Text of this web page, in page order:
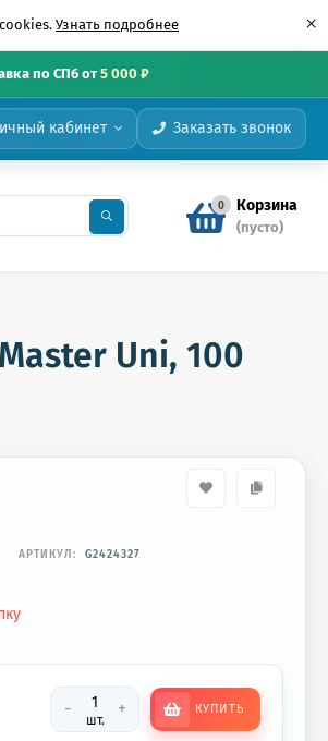
Узнать подробнее ×
по СПб от5 000 ₽
кабинет Заказать звонок
0 Корзина
(пусто)
Uni, 100
АРТИКУЛ: G2424327
-
шт.
+ КУПИТЬ